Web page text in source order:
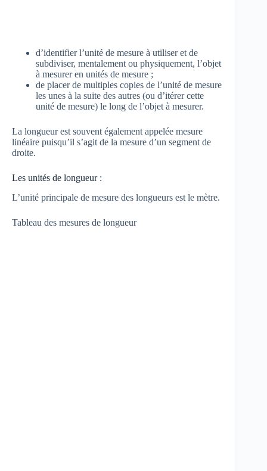
d’identifier l’unité de mesure à utiliser et de
subdiviser, mentalement ou physiquement, l’objet
à mesurer en unités de mesure ;
de placer de multiples copies de l’unité de mesure
les unes à la suite des autres (ou d’itérer cette
unité de mesure) le long de l’objet à mesurer.
La longueur est souvent également appelée mesure
linéaire puisqu’il s’agit de la mesure d’un segment de
droite.
Les unités de longueur :
L’unité principale de mesure des longueurs est le mètre.
Tableau des mesures de longueur